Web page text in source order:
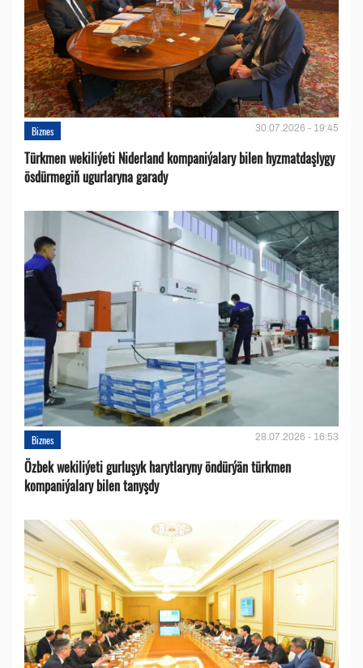
Biznes 30.07.2026 - 19:45
Türkmen wekiliýeti Niderland kompaniýalary bilen hyzmatdaşlygy
ösdürmegiň ugurlaryna garady
Biznes 28.07.2026 - 16:53
Özbek wekiliýeti gurluşyk harytlaryny öndürýän türkmen
kompaniýalary bilen tanyşdy